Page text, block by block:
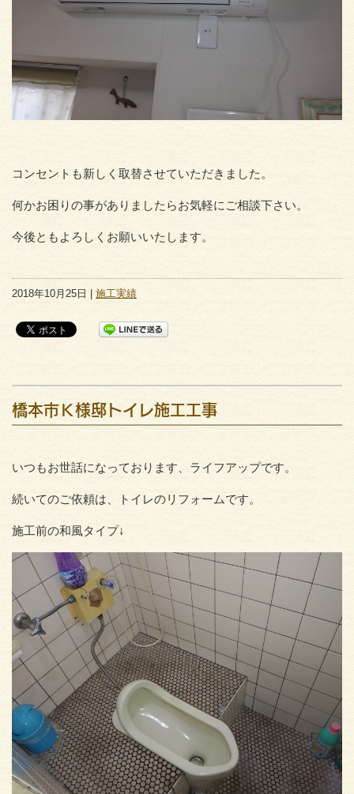
コンセントも新しく取替させていただきました。
何かお困りの事がありましたらお気軽にご相談下さい。
今後ともよろしくお願いいたします。
2018年10月25日 | 施工実績
橋本市Ｋ様邸トイレ施工工事
いつもお世話になっております、ライフアップです。
続いてのご依頼は、トイレのリフォームです。
施工前の和風タイプ↓